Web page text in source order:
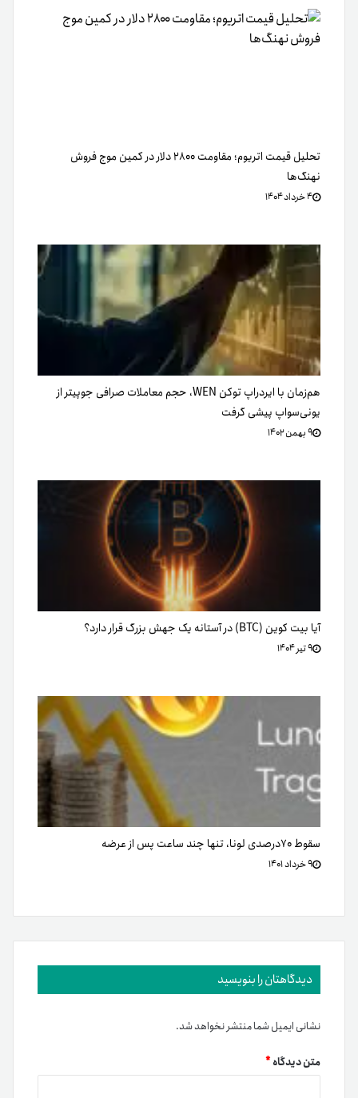
تحلیل قیمت اتریوم؛ مقاومت ۲۸۰۰ دلار در کمین موج فروش
نهنگ‌ها
۴ خرداد ۱۴۰۴
هم‌زمان با ایردراپ توکن WEN، حجم معاملات صرافی جوپیتر از
یونی‌سواپ پیشی گرفت
۹ بهمن ۱۴۰۲
آیا بیت کوین (BTC) در آستانه یک جهش بزرگ قرار دارد؟
۹ تیر ۱۴۰۴
سقوط ۷۰درصدی لونا، تنها چند ساعت پس از عرضه
۹ خرداد ۱۴۰۱
دیدگاهتان را بنویسید
نشانی ایمیل شما منتشر نخواهد شد.
متن دیدگاه*